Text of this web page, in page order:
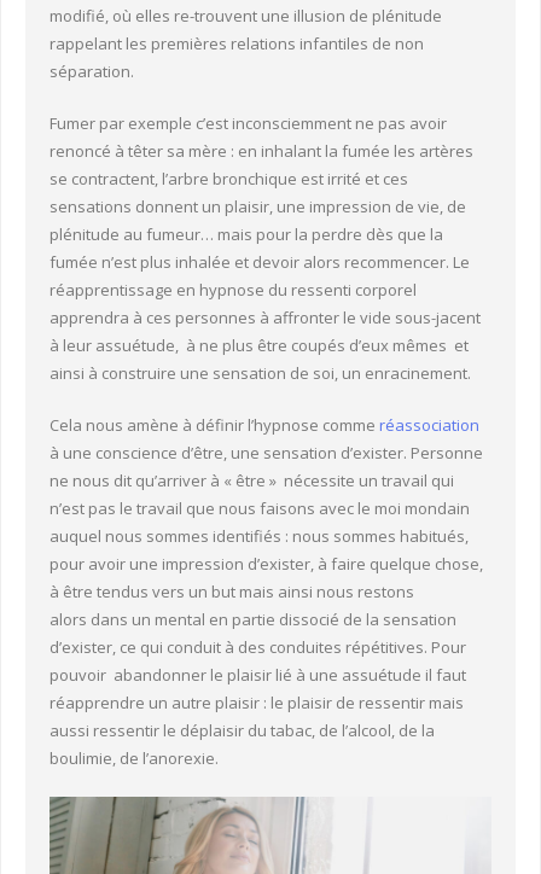
modifié, où elles re-trouvent une illusion de plénitude
rappelant les premières relations infantiles de non
séparation.
Fumer par exemple c’est inconsciemment ne pas avoir
renoncé à têter sa mère : en inhalant la fumée les artères
se contractent, l’arbre bronchique est irrité et ces
sensations donnent un plaisir, une impression de vie, de
plénitude au fumeur… mais pour la perdre dès que la
fumée n’est plus inhalée et devoir alors recommencer. Le
réapprentissage en hypnose du ressenti corporel
apprendra à ces personnes à affronter le vide sous-jacent
à leur assuétude, à ne plus être coupés d’eux mêmes et
ainsi à construire une sensation de soi, un enracinement.
Cela nous amène à définir l’hypnose comme réassociation
à une conscience d’être, une sensation d’exister. Personne
ne nous dit qu’arriver à « être » nécessite un travail qui
n’est pas le travail que nous faisons avec le moi mondain
auquel nous sommes identifiés : nous sommes habitués,
pour avoir une impression d’exister, à faire quelque chose,
à être tendus vers un but mais ainsi nous restons
alors dans un mental en partie dissocié de la sensation
d’exister, ce qui conduit à des conduites répétitives. Pour
pouvoir abandonner le plaisir lié à une assuétude il faut
réapprendre un autre plaisir : le plaisir de ressentir mais
aussi ressentir le déplaisir du tabac, de l’alcool, de la
boulimie, de l’anorexie.